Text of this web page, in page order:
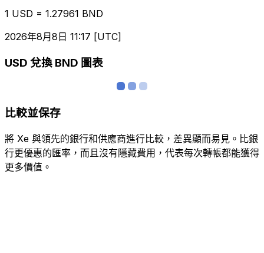
1 USD = 1.27961 BND
2026年8月8日 11:17 [UTC]
USD 兌換 BND 圖表
比較並保存
將 Xe 與領先的銀行和供應商進行比較，差異顯而易見。比銀
行更優惠的匯率，而且沒有隱藏費用，代表每次轉帳都能獲得
更多價值。